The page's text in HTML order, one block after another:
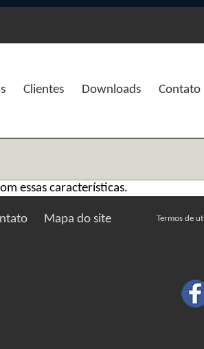
Clientes Downloads Contato
essas características.
Mapa do site Termos de